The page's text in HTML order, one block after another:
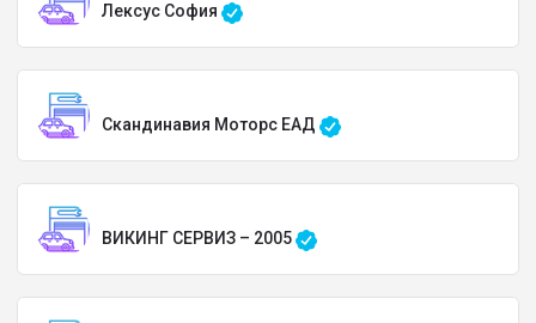
Лексус София
Скандинавия Моторс ЕАД
ВИКИНГ СЕРВИЗ – 2005